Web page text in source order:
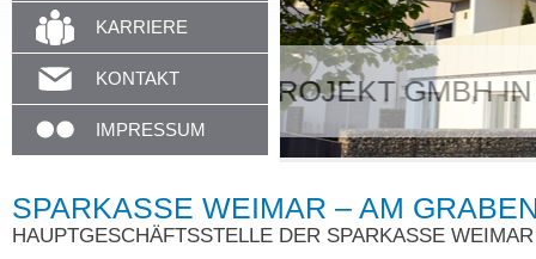
KARRIERE
KONTAKT
IMPRESSUM
Unser
SPARKASSE WEIMAR – AM
HAUPTGESCHÄFTSSTELLE DER SPARKASSE WEIMAR